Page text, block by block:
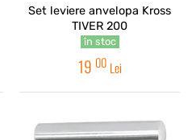
Set leviere anvelopa Kross
TIVER 200
în stoc
19 00 Lei